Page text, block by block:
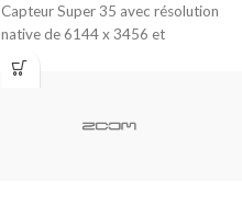
Capteur Super 35 avec résolution
native de 6144 x 3456 et
monture d’objectif